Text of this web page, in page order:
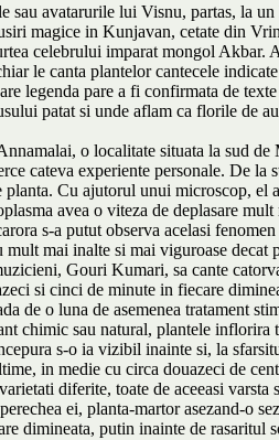
sau avatarurile lui Visnu, partas, la
magice in Kunjavan, cetate din
celebrului imparat mongol Akbar.
le canta plantelor cantecele
legenda pare a fi confirmata de
patat si unde aflam ca florile de
o localitate situata la sud
cateva experiente personale. De
Cu ajutorul unui microscop, el
avea o viteza de deplasare
s-a putut observa acelasi
mai inalte si mai viguroase decat
Gouri Kumari, sa cante
si cinci de minute in fiecare
o luna de asemenea tratament
chimic sau natural, plantele inflorira
s-o ia vizibil inainte si, la
in medie cu circa douazeci de
diferite, toate de aceeasi
ei, planta-martor asezand-o
dimineata, putin inainte de rasaritul